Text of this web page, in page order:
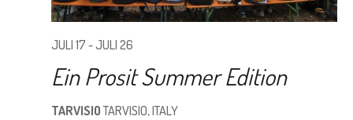
Ein Prosit Summer Edition
JULI 17 -JULI 26
TARVISIOTARVISIO, ITALY